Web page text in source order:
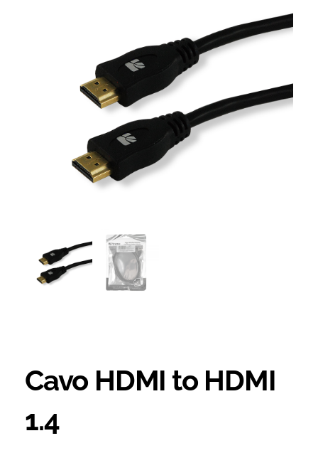
Cavo HDMI to HDMI
1.4